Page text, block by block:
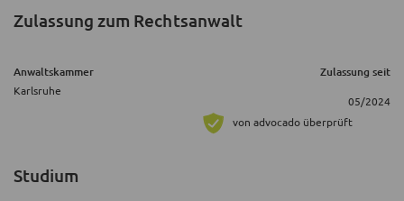
Zulassung zum Rechtsanwalt
Anwaltskammer Zulassung seit
Karlsruhe
05/2024
von advocado überprüft
Studium